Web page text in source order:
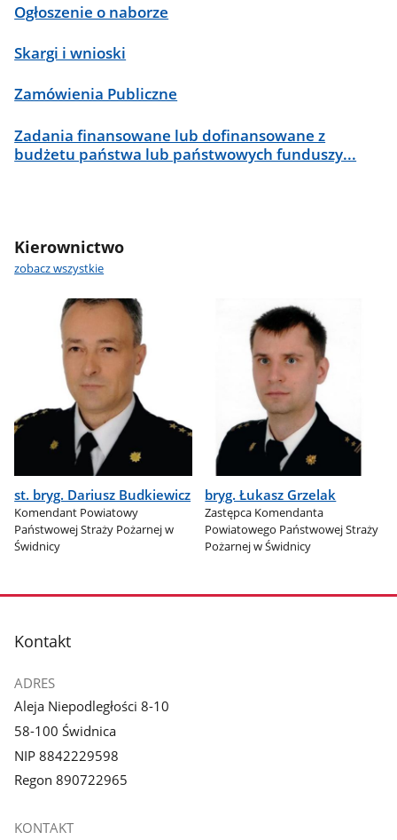
Ogłoszenie o naborze
Skargi i wnioski
Zamówienia Publiczne
Zadania finansowane lub dofinansowane z
budżetu państwa lub państwowych funduszy...
Kierownictwo
zobacz wszystkie
st. bryg. Dariusz Budkiewicz
Komendant Powiatowy
Państwowej Straży Pożarnej w
Świdnicy
bryg. Łukasz Grzelak
Zastępca Komendanta
Powiatowego Państwowej Straży
Pożarnej w Świdnicy
stopka
Kontakt
ADRES
Aleja Niepodległości 8-10
58-100 Świdnica
NIP 8842229598
Regon 890722965
KONTAKT